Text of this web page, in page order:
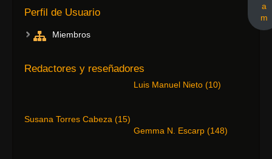
Perfil de Usuario
Miembros
a
m
Redactores y reseñadores
Luis Manuel Nieto (10)
Susana Torres Cabeza (15)
Gemma N. Escarp (148)